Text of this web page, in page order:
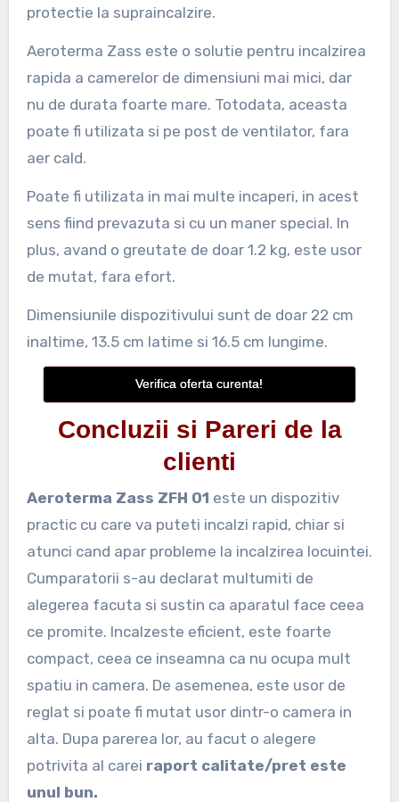
protectie la supraincalzire.
Aeroterma Zass este o solutie pentru incalzirea
rapida a camerelor de dimensiuni mai mici, dar
nu de durata foarte mare. Totodata, aceasta
poate fi utilizata si pe post de ventilator, fara
aer cald.
Poate fi utilizata in mai multe incaperi, in acest
sens fiind prevazuta si cu un maner special. In
plus, avand o greutate de doar 1.2 kg, este usor
de mutat, fara efort.
Dimensiunile dispozitivului sunt de doar 22 cm
inaltime, 13.5 cm latime si 16.5 cm lungime.
Verifica oferta curenta!
Concluzii si Pareri de la
clienti
Aeroterma Zass ZFH 01 este un dispozitiv
practic cu care va puteti incalzi rapid, chiar si
atunci cand apar probleme la incalzirea locuintei.
Cumparatorii s-au declarat multumiti de
alegerea facuta si sustin ca aparatul face ceea
ce promite. Incalzeste eficient, este foarte
compact, ceea ce inseamna ca nu ocupa mult
spatiu in camera. De asemenea, este usor de
reglat si poate fi mutat usor dintr-o camera in
alta. Dupa parerea lor, au facut o alegere
potrivita al carei raport calitate/pret este
unul bun.